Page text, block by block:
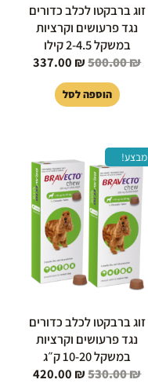
זוג ברבקטו לכלב כדורים
נגד פרעושים וקרציות
במשקל 2-4.5 קילו
500.00₪
337.00 ₪
הוספה לסל
מבצע!
זוג ברבקטו לכלב כדורים
נגד פרעושים וקרציות
במשקל 10-20 ק״ג
530.00₪
המקורי
היה:
530.00 ₪.
420.00 ₪
הנוכחי
הוא:
₪.